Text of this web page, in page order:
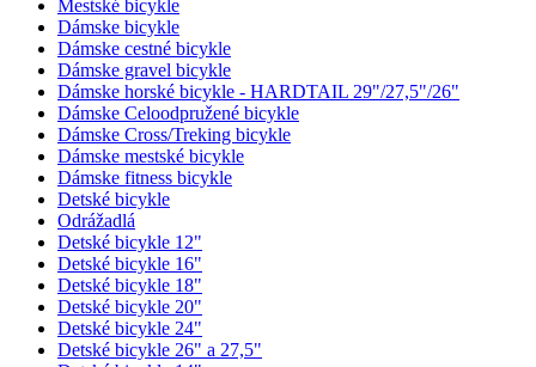
Mestské bicykle
Dámske bicykle
Dámske cestné bicykle
Dámske gravel bicykle
Dámske horské bicykle - HARDTAIL 29"/27,5"/26"
Dámske Celoodpružené bicykle
Dámske Cross/Treking bicykle
Dámske mestské bicykle
Dámske fitness bicykle
Detské bicykle
Odrážadlá
Detské bicykle 12"
Detské bicykle 16"
Detské bicykle 18"
Detské bicykle 20"
Detské bicykle 24"
Detské bicykle 26" a 27,5"